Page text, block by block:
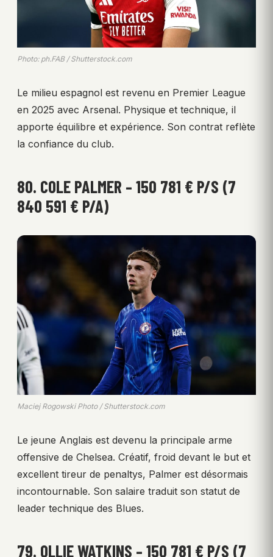
Photo: ph.FAB / Shutterstock.com
Le milieu espagnol est revenu en Premier League
en 2025 avec Arsenal. Physique et technique, il
apporte équilibre et expérience. Son contrat reflète
la confiance du club.
80. COLE PALMER – 150 781 € P/S (7
840 591 € P/A)
Maciej Rogowski Photo / Shutterstock.com
Le jeune Anglais est devenu la principale arme
offensive de Chelsea. Créatif, froid devant le but et
excellent tireur de penaltys, Palmer est désormais
incontournable. Son salaire traduit son statut de
leader technique des Blues.
79. OLLIE WATKINS – 150 781 € P/S (7